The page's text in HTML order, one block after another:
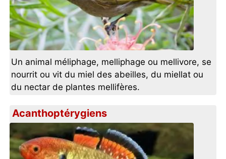
Un animal méliphage, melliphage ou mellivore, se
nourrit ou vit du miel des abeilles, du miellat ou
du nectar de plantes mellifères.
Acanthoptérygiens